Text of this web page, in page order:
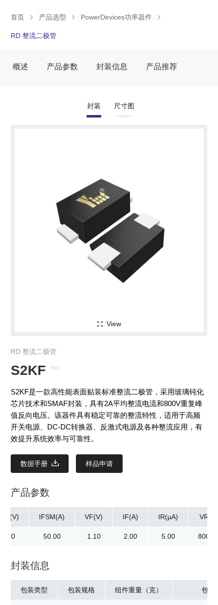
首页 产品选型 PowerDevices功率器件
RD 整流二极管
概述 产品参数 封装信息 产品推荐
封装 尺寸图
View
RD 整流二极管
S2KF
S2KF是一款高性能表面贴装标准整流二极管，采用玻璃钝化
芯片技术和SMAF封装，具有2A平均整流电流和800V重复峰
值反向电压。该器件具有稳定可靠的整流特性，适用于高频
开关电源、DC-DC转换器、反激式电源及各种整流应用，有
效提升系统效率与可靠性。
数据手册 样品申请
产品参数
IFSM(A)
50.00
VF(V)
1.10
IF(A)
2.00
IR(μA)
5.00
VR(V)
封装信息
包装类型 包装规格 组件重量（克） 包装